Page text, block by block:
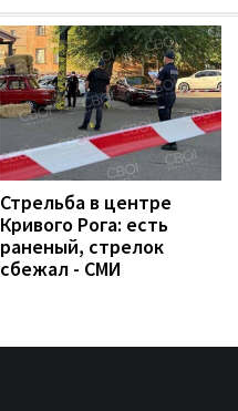
Стрельба в центре
Кривого Рога: есть
раненый, стрелок
сбежал - СМИ